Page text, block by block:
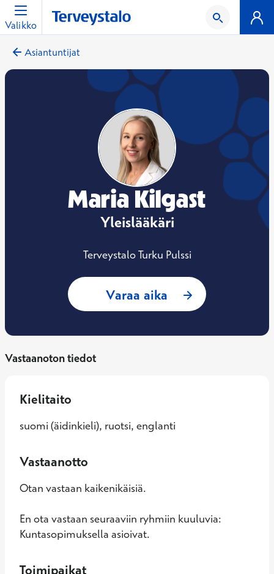
Valikko
Asiantuntijat
Maria Kilgast
Yleislääkäri
Terveystalo Turku Pulssi
Varaa aika : Maria Kilgast,
Vastaanoton tiedot
Kielitaito
suomi (äidinkieli), ruotsi, englanti
Vastaanotto
Otan vastaan kaikenikäisiä.
En ota vastaan seuraaviin ryhmiin kuuluvia:
Kuntasopimuksella asioivat.
Toimipaikat